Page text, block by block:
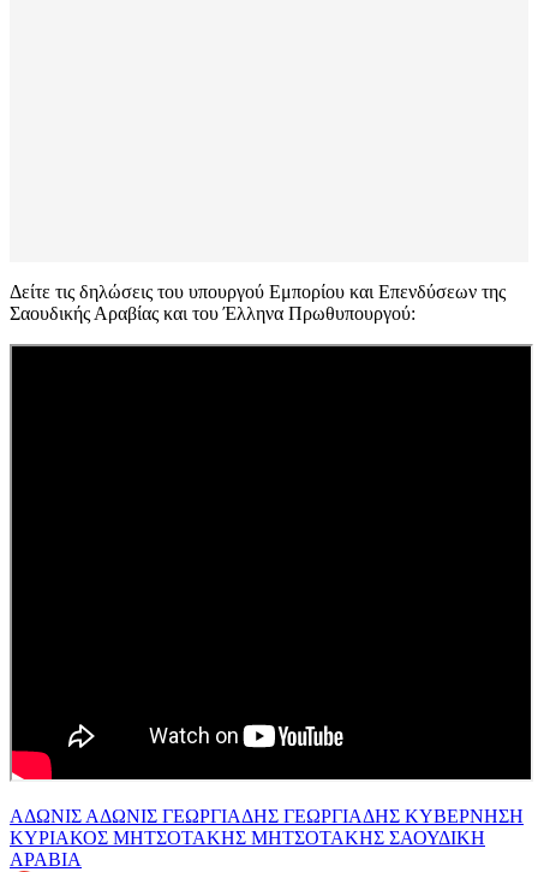
Δείτε τις δηλώσεις του υπουργού Εμπορίου και Επενδύσεων της
Σαουδικής Αραβίας και του Έλληνα Πρωθυπουργού:
ΑΔΩΝΙΣ ΑΔΩΝΙΣ ΓΕΩΡΓΙΑΔΗΣ ΓΕΩΡΓΙΑΔΗΣ ΚΥΒΕΡΝΗΣΗ
ΚΥΡΙΑΚΟΣ ΜΗΤΣΟΤΑΚΗΣ ΜΗΤΣΟΤΑΚΗΣ ΣΑΟΥΔΙΚΗ
ΑΡΑΒΙΑ